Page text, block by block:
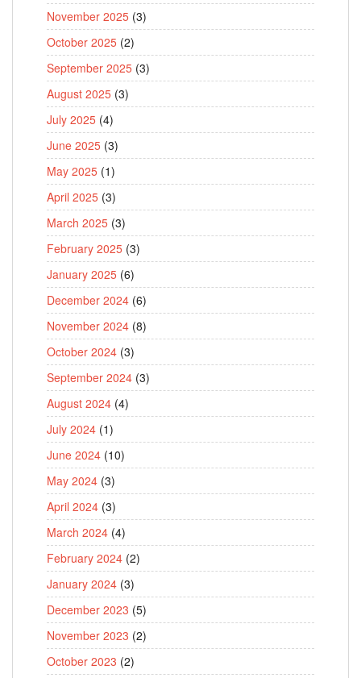
November 2025 (3)
October 2025 (2)
September 2025 (3)
August 2025 (3)
July 2025 (4)
June 2025 (3)
May 2025 (1)
April 2025 (3)
March 2025 (3)
February 2025 (3)
January 2025 (6)
December 2024 (6)
November 2024 (8)
October 2024 (3)
September 2024 (3)
August 2024 (4)
July 2024 (1)
June 2024 (10)
May 2024 (3)
April 2024 (3)
March 2024 (4)
February 2024 (2)
January 2024 (3)
December 2023 (5)
November 2023 (2)
October 2023 (2)